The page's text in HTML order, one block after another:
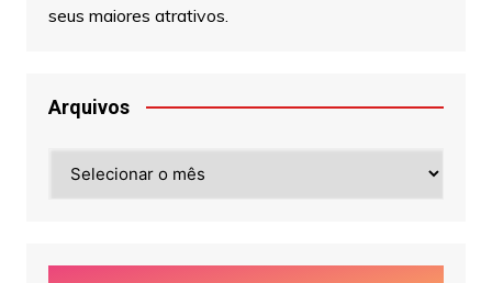
seus maiores atrativos.
Arquivos